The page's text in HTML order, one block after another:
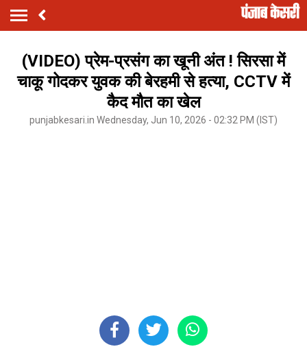
(VIDEO) प्रेम-प्रसंग का खूनी अंत ! सिरसा में
चाकू गोदकर युवक की बेरहमी से हत्या, CCTV में
कैद मौत का खेल
punjabkesari.in Wednesday, Jun 10, 2026 - 02:32 PM (IST)